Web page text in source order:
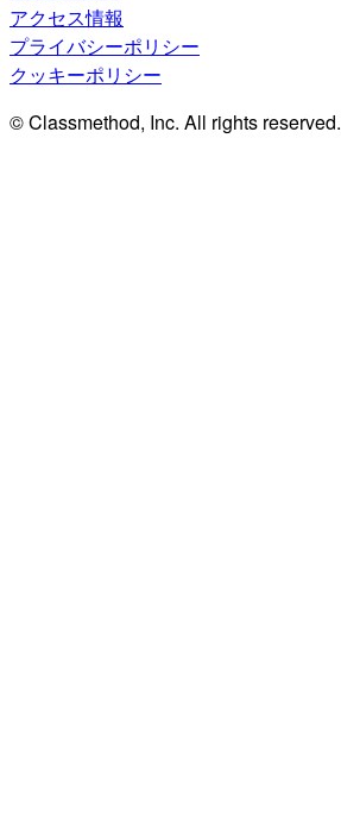
アクセス情報
プライバシーポリシー
クッキーポリシー
© Classmethod, Inc. All rights reserved.